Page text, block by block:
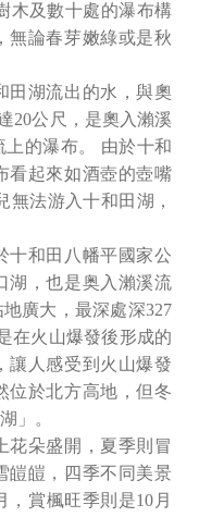
木及數十處的瀑布構
無論春芽嫩綠或是秋
田湖流出的水，與奧
20公尺，是奧入瀨溪
的瀑布。 由於十和
看起來如酒壺的壺嘴
無法游入十和田湖，
十和田八幡平國家公
湖，也是奥入瀨溪流
廣大，最深處深327
在火山爆發後形成的
讓人感受到火山爆發
位於北方高地，但冬
」。
花朵盛開，夏季則冒
皚皚，四季不同美景
賞楓旺季則是10月